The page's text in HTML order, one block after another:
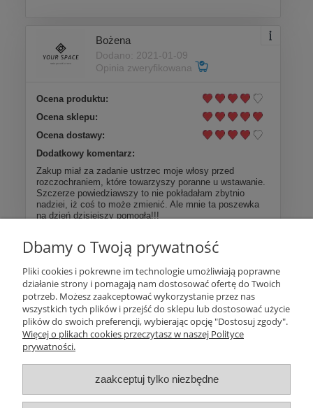
Bożena
Dodano: 2021-01-09
Opinia zweryfikowana
Ocena produktu:
Ocena sklepu:
Ocena dostawy:
Dodatkowy komentarz:
Zakup miał za zadanie ustrzec moje włosy przed
rozczochraniem, które towarzyszy poranne u wstawanie.
Szczerze powiedziawszy to nie pokładałam zbytnio
nadziei, iż coś to może zmienić. Ale mnie ta poszewka
na dzień dzisiejszy pomogła!!!
Więcej opinii
Pomoc
Moje konto
Płatności i dostawa
Informacje
Dbamy o Twoją prywatność
Pliki cookies i pokrewne im technologie umożliwiają poprawne
działanie strony i pomagają nam dostosować ofertę do Twoich
potrzeb. Możesz zaakceptować wykorzystanie przez nas
wszystkich tych plików i przejść do sklepu lub dostosować użycie
plików do swoich preferencji, wybierając opcję "Dostosuj zgody".
Więcej o plikach cookies przeczytasz w naszej Polityce
prywatności.
zaakceptuj tylko niezbędne